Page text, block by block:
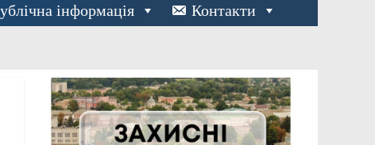
інформація Контакти